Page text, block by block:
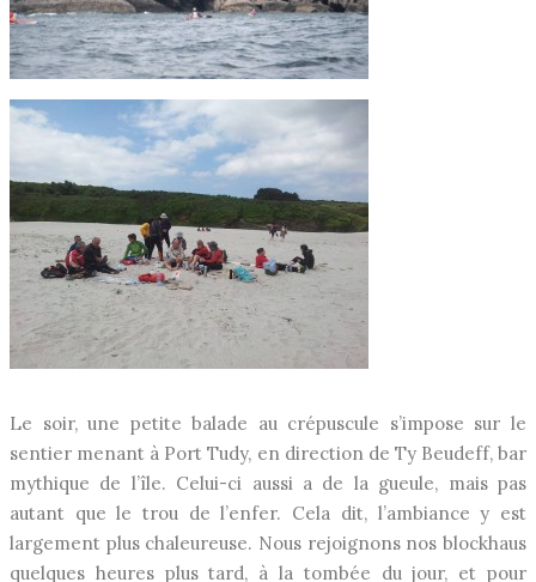
Le soir, une petite balade au crépuscule s’impose sur le
sentier menant à Port Tudy, en direction de Ty Beudeff, bar
mythique de l’île. Celui-ci aussi a de la gueule, mais pas
autant que le trou de l’enfer. Cela dit, l’ambiance y est
largement plus chaleureuse. Nous rejoignons nos blockhaus
quelques heures plus tard, à la tombée du jour, et pour